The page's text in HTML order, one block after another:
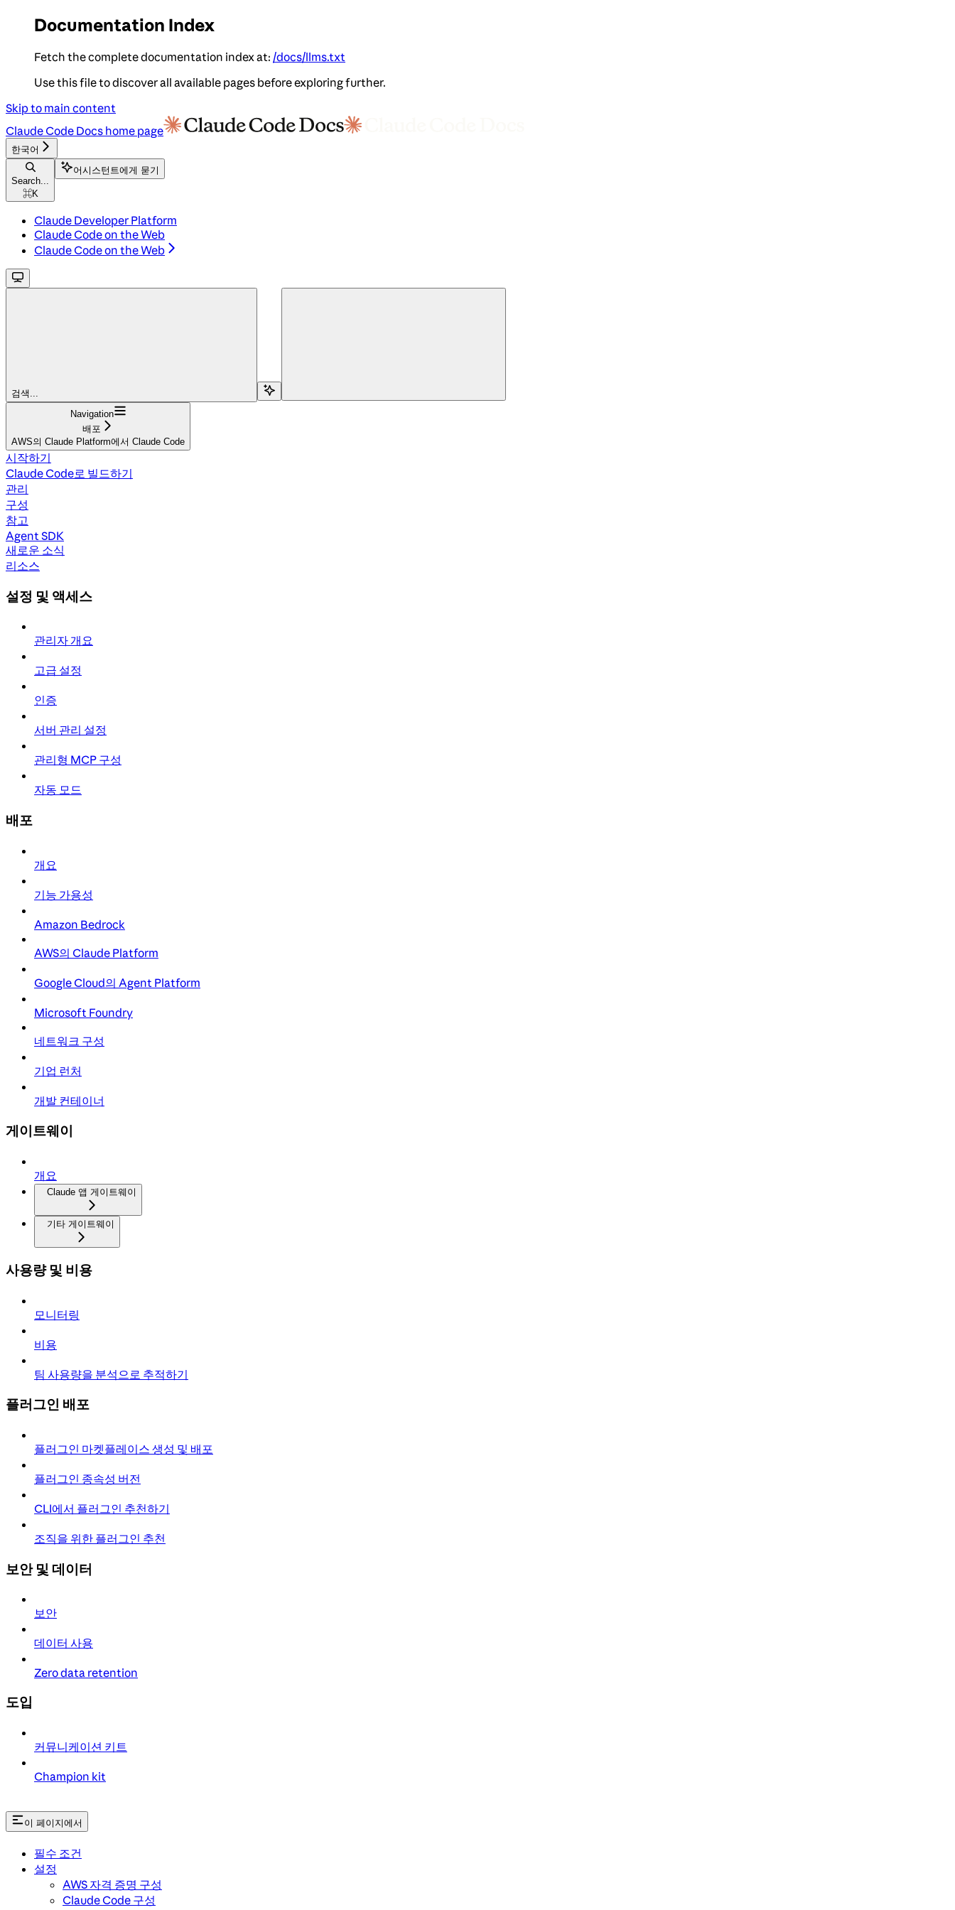
Documentation Index
Fetch the complete documentation index at: /docs/llms.txt
Use this file to discover all available pages before exploring further.
Skip to main content
Claude Code Docs home page
한국어
Search...
⌘K
어시스턴트에게 묻기
Claude Developer Platform
Claude Code on the Web
Claude Code on the Web
검색...
Navigation
배포
AWS의 Claude Platform에서 Claude Code
시작하기
Claude Code로 빌드하기
관리
구성
참고
Agent SDK
새로운 소식
리소스
설정 및 액세스
관리자 개요
고급 설정
인증
서버 관리 설정
관리형 MCP 구성
자동 모드
배포
개요
기능 가용성
Amazon Bedrock
AWS의 Claude Platform
Google Cloud의 Agent Platform
Microsoft Foundry
네트워크 구성
기업 런처
개발 컨테이너
게이트웨이
개요
Claude 앱 게이트웨이
기타 게이트웨이
사용량 및 비용
모니터링
비용
팀 사용량을 분석으로 추적하기
플러그인 배포
플러그인 마켓플레이스 생성 및 배포
플러그인 종속성 버전
CLI에서 플러그인 추천하기
조직을 위한 플러그인 추천
보안 및 데이터
보안
데이터 사용
Zero data retention
도입
커뮤니케이션 키트
Champion kit
이 페이지에서
필수 조건
설정
AWS 자격 증명 구성
Claude Code 구성